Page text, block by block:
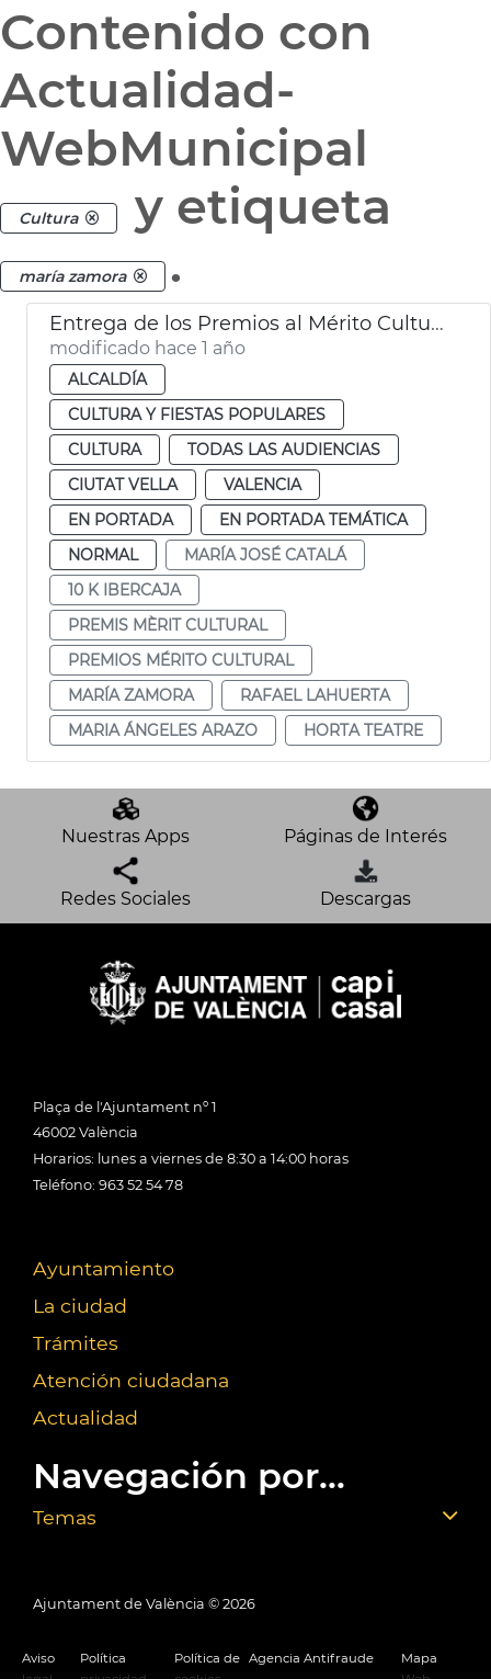
Contenido con
Actualidad-
WebMunicipal
Cultura y etiqueta
maría zamora .
Entrega de los Premios al Mérito Cultural
modificado hace 1 año
ALCALDÍA
CULTURA Y FIESTAS POPULARES
CULTURA
TODAS LAS AUDIENCIAS
CIUTAT VELLA
VALENCIA
EN PORTADA
EN PORTADA TEMÁTICA
NORMAL
MARÍA JOSÉ CATALÁ
10 K IBERCAJA
PREMIS MÈRIT CULTURAL
PREMIOS MÉRITO CULTURAL
MARÍA ZAMORA
RAFAEL LAHUERTA
MARIA ÁNGELES ARAZO
HORTA TEATRE
Nuestras Apps Páginas de Interés
Redes Sociales Descargas
Plaça de l'Ajuntament nº 1
46002 València
Horarios: lunes a viernes de 8:30 a 14:00 horas
Teléfono: 963 52 54 78
Ayuntamiento
La ciudad
Trámites
Atención ciudadana
Actualidad
Navegación por...
Temas
Ajuntament de València © 2026
Aviso
Política
Política de Agencia Antifraude
Mapa